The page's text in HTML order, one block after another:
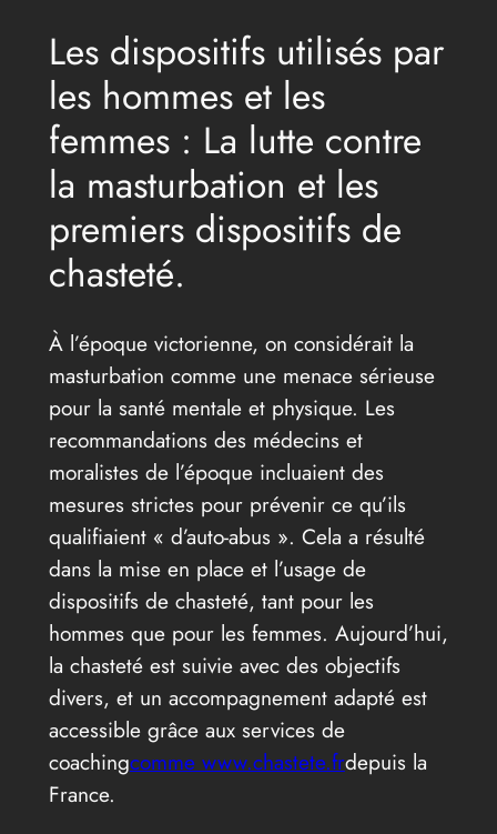
Les dispositifs utilisés par
les hommes et les
femmes : La lutte contre
la masturbation et les
premiers dispositifs de
chasteté.
À l’époque victorienne, on considérait la
masturbation comme une menace sérieuse
pour la santé mentale et physique. Les
recommandations des médecins et
moralistes de l’époque incluaient des
mesures strictes pour prévenir ce qu’ils
qualifiaient « d’auto-abus ». Cela a résulté
dans la mise en place et l’usage de
dispositifs de chasteté, tant pour les
hommes que pour les femmes. Aujourd’hui,
la chasteté est suivie avec des objectifs
divers, et un accompagnement adapté est
accessible grâce aux services de
coachingcomme www.chastete.frdepuis la
France.